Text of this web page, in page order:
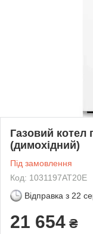
Газовий котел
(димохідний)
Під замовлення
Код: 1031197AT20E
Відправка з 22
21 654 ₴